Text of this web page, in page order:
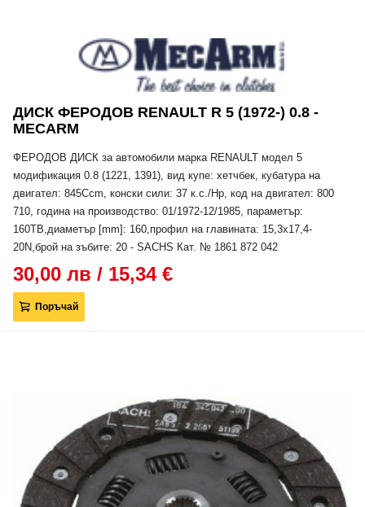
ДИСК ФЕРОДОВ RENAULT R 5 (1972-) 0.8 -
MECARM
ФЕРОДОВ ДИСК за автомобили марка RENAULT модел 5
модификация 0.8 (1221, 1391), вид купе: хетчбек, кубатура на
двигател: 845Ccm, конски сили: 37 к.с./Hp, код на двигател: 800
710, година на производство: 01/1972-12/1985, параметър:
160TB,диаметър [mm]: 160,профил на главината: 15,3x17,4-
20N,брой на зъбите: 20 - SACHS Кат. № 1861 872 042
30,00 лв / 15,34 €
Поръчай